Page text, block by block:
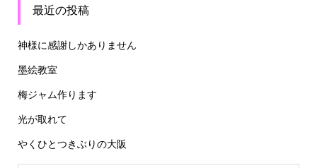
最近の投稿
神様に感謝しかありません
墨絵教室
梅ジャム作ります
光が取れて
やくひとつきぶりの大阪